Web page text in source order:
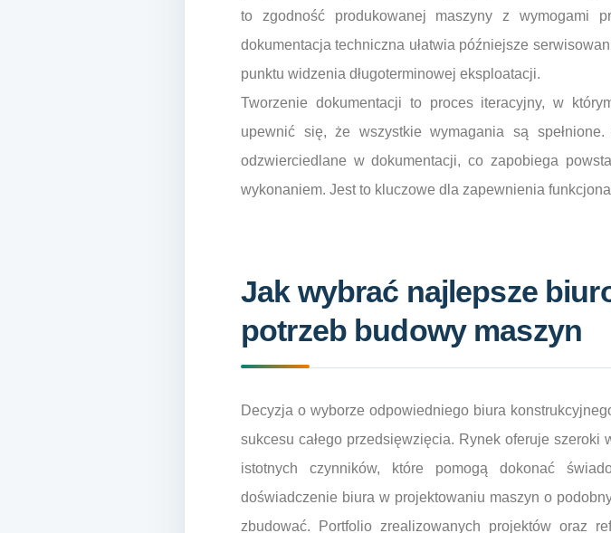
to zgodność produkowanej maszyny z wymogami
dokumentacja techniczna ułatwia późniejsze
punktu widzenia długoterminowej eksploatacji.
Tworzenie dokumentacji to proces iteracyjny, w
upewnić się, że wszystkie wymagania są
odzwierciedlane w dokumentacji, co zapobiega
wykonaniem. Jest to kluczowe dla zapewnienia
Jak wybrać najlepsze
potrzeb budowy maszyn
Decyzja o wyborze odpowiedniego biura
sukcesu całego przedsięwzięcia. Rynek oferuje
istotnych czynników, które pomogą dokonać
doświadczenie biura w projektowaniu maszyn o
zbudować. Portfolio zrealizowanych projektów oraz